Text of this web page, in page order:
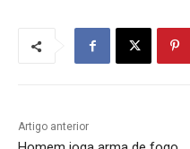
Artigo anterior